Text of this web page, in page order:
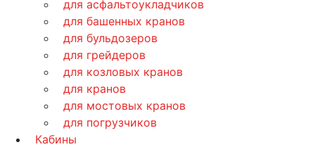
для асфальтоукладчиков
для башенных кранов
для бульдозеров
для грейдеров
для козловых кранов
для кранов
для мостовых кранов
для погрузчиков
Кабины